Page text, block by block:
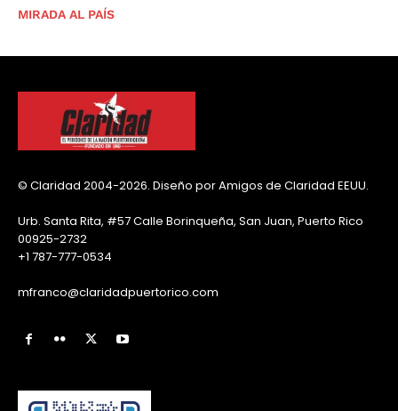
MIRADA AL PAÍS
© Claridad 2004-2026. Diseño por Amigos de Claridad EEUU.
Urb. Santa Rita, #57 Calle Borinqueña, San Juan, Puerto Rico
00925-2732
+1 787-777-0534
mfranco@claridadpuertorico.com